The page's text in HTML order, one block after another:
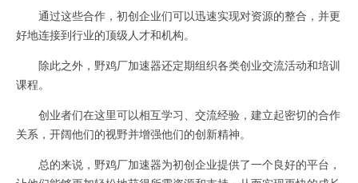
通过这些合作，初创企业们可以迅速实现对资源的整合，并更
好地连接到行业的顶级人才和机构。
除此之外，野鸡厂加速器还定期组织各类创业交流活动和培训
课程。
创业者们在这里可以相互学习、交流经验，建立起密切的合作
关系，开阔他们的视野并增强他们的创新精神。
总的来说，野鸡厂加速器为初创企业提供了一个良好的平台，